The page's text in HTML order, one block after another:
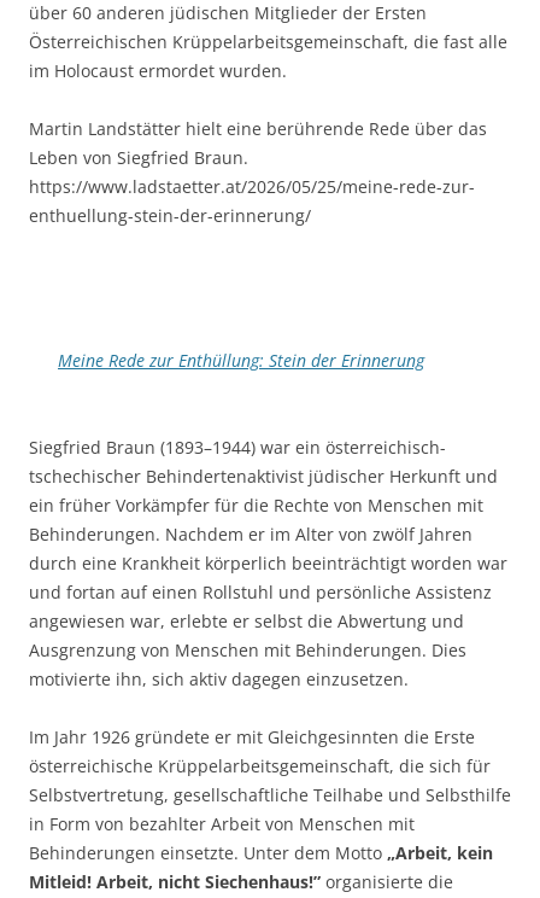
über 60 anderen jüdischen Mitglieder der Ersten
Österreichischen Krüppelarbeitsgemeinschaft, die fast alle
im Holocaust ermordet wurden.
Martin Landstätter hielt eine berührende Rede über das
Leben von Siegfried Braun.
https://www.ladstaetter.at/2026/05/25/meine-rede-zur-
enthuellung-stein-der-erinnerung/
Meine Rede zur Enthüllung: Stein der Erinnerung
Siegfried Braun (1893–1944) war ein österreichisch-
tschechischer Behindertenaktivist jüdischer Herkunft und
ein früher Vorkämpfer für die Rechte von Menschen mit
Behinderungen. Nachdem er im Alter von zwölf Jahren
durch eine Krankheit körperlich beeinträchtigt worden war
und fortan auf einen Rollstuhl und persönliche Assistenz
angewiesen war, erlebte er selbst die Abwertung und
Ausgrenzung von Menschen mit Behinderungen. Dies
motivierte ihn, sich aktiv dagegen einzusetzen.
Im Jahr 1926 gründete er mit Gleichgesinnten die Erste
österreichische Krüppelarbeitsgemeinschaft, die sich für
Selbstvertretung, gesellschaftliche Teilhabe und Selbsthilfe
in Form von bezahlter Arbeit von Menschen mit
Behinderungen einsetzte. Unter dem Motto „Arbeit, kein
Mitleid! Arbeit, nicht Siechenhaus!” organisierte die